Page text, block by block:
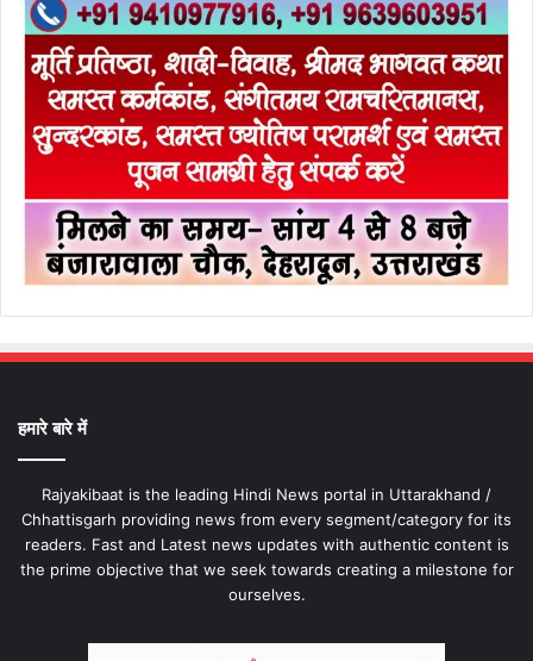
हमारे बारे में
Rajyakibaat is the leading Hindi News portal in Uttarakhand /
Chhattisgarh providing news from every segment/category for its
readers. Fast and Latest news updates with authentic content is
the prime objective that we seek towards creating a milestone for
ourselves.